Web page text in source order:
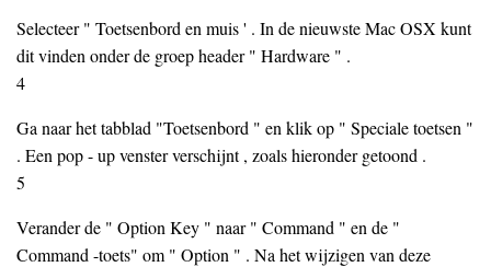
Selecteer " Toetsenbord en muis ' . In de nieuwste Mac OSX kunt
dit vinden onder de groep header " Hardware " .
4
Ga naar het tabblad "Toetsenbord " en klik op " Speciale toetsen "
. Een pop - up venster verschijnt , zoals hieronder getoond .
5
Verander de " Option Key " naar " Command " en de "
Command -toets" om " Option " . Na het wijzigen van deze